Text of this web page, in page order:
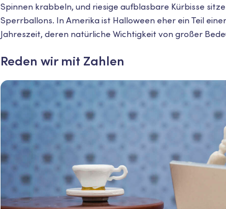
Spinnen krabbeln, und riesige aufblasbare Kürbisse
Sperrballons. In Amerika ist Halloween eher ein Teil
Jahreszeit, deren natürliche Wichtigkeit von großer
Reden wir mit Zahlen